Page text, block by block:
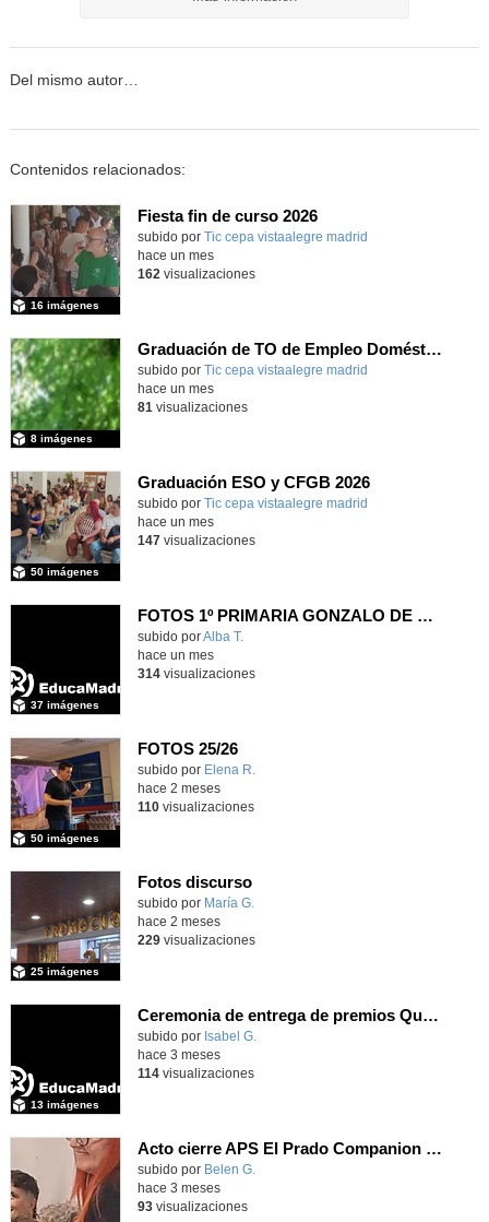
Del mismo autor…
Contenidos relacionados:
Fiesta fin de curso 2026
subido por Tic cepa vistaalegre madrid
16 imágenes
hace un mes
162 visualizaciones
Graduación de TO de Empleo Doméstico
subido por Tic cepa vistaalegre madrid
8 imágenes
hace un mes
81 visualizaciones
Graduación ESO y CFGB 2026
subido por Tic cepa vistaalegre madrid
50 imágenes
hace un mes
147visualizaciones
FOTOS 1º PRIMARIA GONZALO DE BERCEO
subido porAlba T.
37 imágenes
hace un mes
314visualizaciones
FOTOS 25/26
Contenido educativo.
subido por Elena R.
50 imágenes
hace 2 meses
110visualizaciones
Fotos discurso
Contenido educativo.
subido por María G.
25 imágenes
hace 2 meses
229visualizaciones
Ceremonia de entrega de premios Quizstory 2026
subido por Isabel G.
13 imágenes
hace 3 meses
114visualizaciones
Acto cierre APS El Prado Companion - Galería de imágenes
subido por Belen G.
hace 3 meses
93visualizaciones